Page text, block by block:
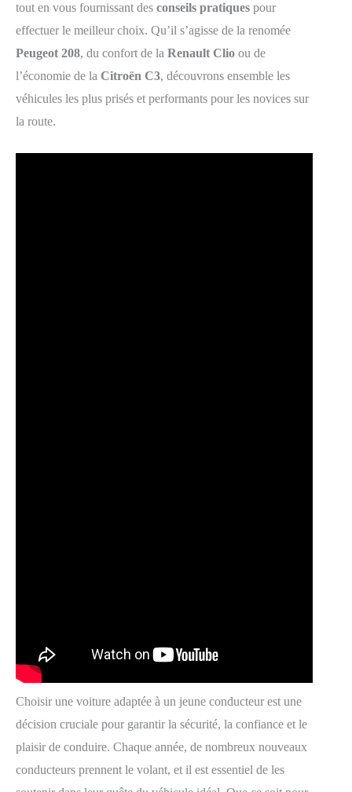
tout en vous fournissant des conseils pratiques pour
effectuer le meilleur choix. Qu’il s’agisse de la renomée
Peugeot 208, du confort de la Renault Clio ou de
l’économie de la Citroën C3, découvrons ensemble les
véhicules les plus prisés et performants pour les novices sur
la route.
Choisir une voiture adaptée à un jeune conducteur est une
décision cruciale pour garantir la sécurité, la confiance et le
plaisir de conduire. Chaque année, de nombreux nouveaux
conducteurs prennent le volant, et il est essentiel de les